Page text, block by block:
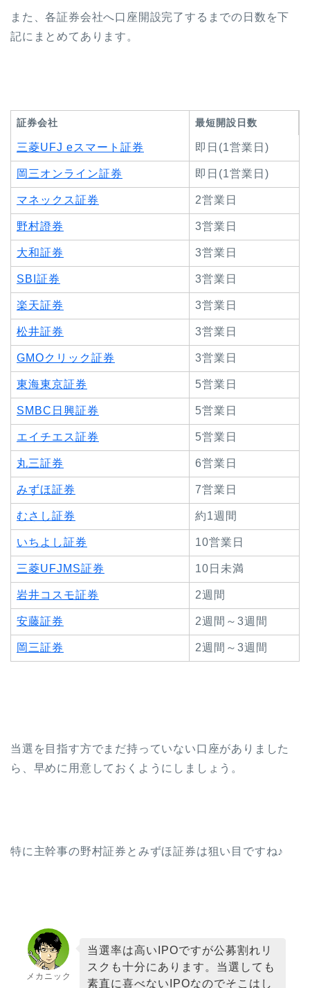
また、各証券会社へ口座開設完了するまでの日数を下
記にまとめてあります。
証券会社 最短開設日数
三菱UFJ eスマート証券 即日(1営業日)
岡三オンライン証券 即日(1営業日)
マネックス証券 2営業日
野村證券 3営業日
大和証券 3営業日
SBI証券 3営業日
楽天証券 3営業日
松井証券 3営業日
GMOクリック証券 3営業日
東海東京証券 5営業日
SMBC日興証券 5営業日
エイチエス証券 5営業日
丸三証券 6営業日
みずほ証券 7営業日
むさし証券 約1週間
いちよし証券 10営業日
三菱UFJMS証券 10日未満
岩井コスモ証券 2週間
安藤証券 2週間～3週間
岡三証券 2週間～3週間
当選を目指す方でまだ持っていない口座がありました
ら、早めに用意しておくようにしましょう。
特に主幹事の野村証券とみずほ証券は狙い目ですね♪
メカニック
当選率は高いIPOですが公募割れリ
スクも十分にあります。当選しても
素直に喜べないIPOなのでそこはし